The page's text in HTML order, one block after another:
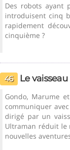
Des robots ayant
introduisent cinq
rapidement
cinquième ?
46 Le
Gondo, Marume
communiquer
dirigé par un
Ultraman réduit le
nouvelles